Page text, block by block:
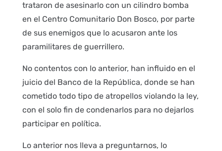
trataron de asesinarlo con un cilindro bomba
en el Centro Comunitario Don Bosco, por parte
de sus enemigos que lo acusaron ante los
paramilitares de guerrillero.
No contentos con lo anterior, han influido en el
juicio del Banco de la República, donde se han
cometido todo tipo de atropellos violando la ley,
con el solo fin de condenarlos para no dejarlos
participar en política.
Lo anterior nos lleva a preguntarnos, lo